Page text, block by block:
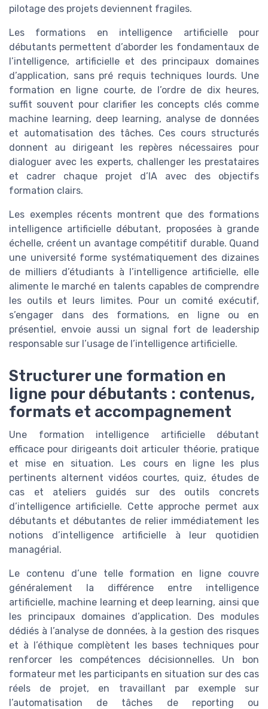
pilotage des projets deviennent fragiles.
Les formations en intelligence artificielle pour
débutants permettent d’aborder les fondamentaux de
l’intelligence, artificielle et des principaux domaines
d’application, sans pré requis techniques lourds. Une
formation en ligne courte, de l’ordre de dix heures,
suffit souvent pour clarifier les concepts clés comme
machine learning, deep learning, analyse de données
et automatisation des tâches. Ces cours structurés
donnent au dirigeant les repères nécessaires pour
dialoguer avec les experts, challenger les prestataires
et cadrer chaque projet d’IA avec des objectifs
formation clairs.
Les exemples récents montrent que des formations
intelligence artificielle débutant, proposées à grande
échelle, créent un avantage compétitif durable. Quand
une université forme systématiquement des dizaines
de milliers d’étudiants à l’intelligence artificielle, elle
alimente le marché en talents capables de comprendre
les outils et leurs limites. Pour un comité exécutif,
s’engager dans des formations, en ligne ou en
présentiel, envoie aussi un signal fort de leadership
responsable sur l’usage de l’intelligence artificielle.
Structurer une formation en
ligne pour débutants : contenus,
formats et accompagnement
Une formation intelligence artificielle débutant
efficace pour dirigeants doit articuler théorie, pratique
et mise en situation. Les cours en ligne les plus
pertinents alternent vidéos courtes, quiz, études de
cas et ateliers guidés sur des outils concrets
d’intelligence artificielle. Cette approche permet aux
débutants et débutantes de relier immédiatement les
notions d’intelligence artificielle à leur quotidien
managérial.
Le contenu d’une telle formation en ligne couvre
généralement la différence entre intelligence
artificielle, machine learning et deep learning, ainsi que
les principaux domaines d’application. Des modules
dédiés à l’analyse de données, à la gestion des risques
et à l’éthique complètent les bases techniques pour
renforcer les compétences décisionnelles. Un bon
formateur met les participants en situation sur des cas
réels de projet, en travaillant par exemple sur
l’automatisation de tâches de reporting ou